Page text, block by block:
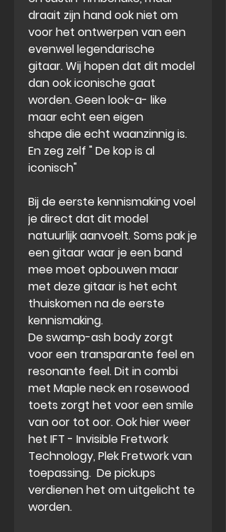
draait zijn hand ook niet om
voor het ontwerpen van een
evenwel legendarische
gitaar. Wij hopen dat dit model
dan ook iconische gaat
worden. Geen look-a- like
maar echt een eigen
shape die echt waanzinnig is.
En zeg zelf " De kop is al
iconisch"
Bij de eerste kennismaking voel
je direct dat dit model
natuurlijk aanvoelt. Soms pak je
een gitaar waar je een band
mee moet opbouwen maar
met deze gitaar is het echt
thuiskomen na de eerste
kennismaking.
De swamp-ash body zorgt
voor een transparante feel en
resonante feel. Dit in combi
met Maple neck en rosewood
toets zorgt het voor een smile
van oor tot oor. Ook hier weer
het IFT - Invisible Fretwork
Technology, Plek Fretwork van
toepassing. De pickups
verdienen het om uitgelicht te
worden.